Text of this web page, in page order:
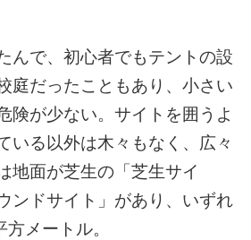
んで、初心者でもテントの設
庭だったこともあり、小さい
険が少ない。サイトを囲うよ
いる以外は木々もなく、広々
地面が芝生の「芝生サイ
ンドサイト」があり、いずれ
メートル。